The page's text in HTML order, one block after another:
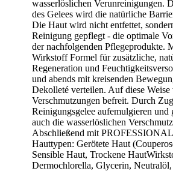
wasserlöslichen Verunreinigungen.
des Gelees wird die natürliche
Die Haut wird nicht entfettet,
Reinigung gepflegt - die optimale
der nachfolgenden Pflegeprodukte.
Wirkstoff Formel für zusätzliche,
Regeneration und
und abends mit kreisenden
Dekolleté verteilen. Auf diese
Verschmutzungen befreit. Durch
Reinigungsgelee aufemulgieren
auch die wasserlöslichen
Abschließend mit
Hauttypen: Gerötete Haut
Sensible Haut, Trockene
Dermochlorella, Glycerin, Neutralöl,